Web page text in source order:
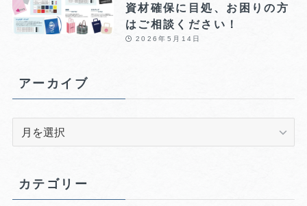
資材確保に目処、お困りの方
はご相談ください！
2026年5月14日
アーカイブ
ア
イ
ブ
カテゴリー